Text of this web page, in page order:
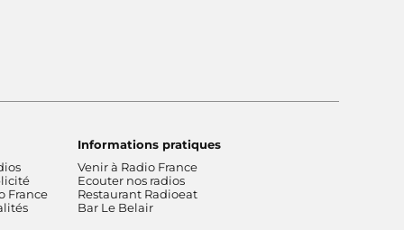
France
Informations pratiques
Venir à Radio France
Ecouter nos radios
Restaurant Radioeat
Bar Le Belair